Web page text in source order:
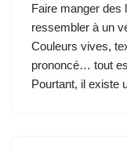
Faire manger des
ressembler à un
Couleurs vives,
prononcé… tout
Pourtant, il existe